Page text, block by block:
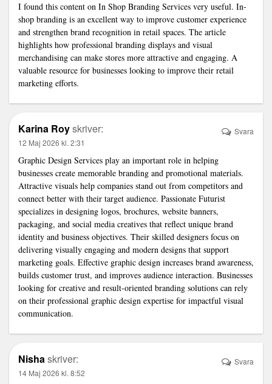
I found this content on In Shop Branding Services very useful. In-
shop branding is an excellent way to improve customer experience
and strengthen brand recognition in retail spaces. The article
highlights how professional branding displays and visual
merchandising can make stores more attractive and engaging. A
valuable resource for businesses looking to improve their retail
marketing efforts.
Karina Royskriver:
12 Maj 2026 kl. 2:31
Graphic Design Services play an important role in helping
businesses create memorable branding and promotional materials.
Attractive visuals help companies stand out from competitors and
connect better with their target audience. Passionate Futurist
specializes in designing logos, brochures, website banners,
packaging, and social media creatives that reflect unique brand
identity and business objectives. Their skilled designers focus on
delivering visually engaging and modern designs that support
marketing goals. Effective graphic design increases brand awareness,
builds customer trust, and improves audience interaction. Businesses
looking for creative and result-oriented branding solutions can rely
on their professional graphic design expertise for impactful visual
communication.
Svara
Nishaskriver:
14 Maj 2026 kl. 8:52
Svara